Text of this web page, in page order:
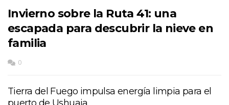
Invierno sobre la Ruta 41: una
escapada para descubrir la nieve en
familia
0
Tierra del Fuego impulsa energía limpia para el